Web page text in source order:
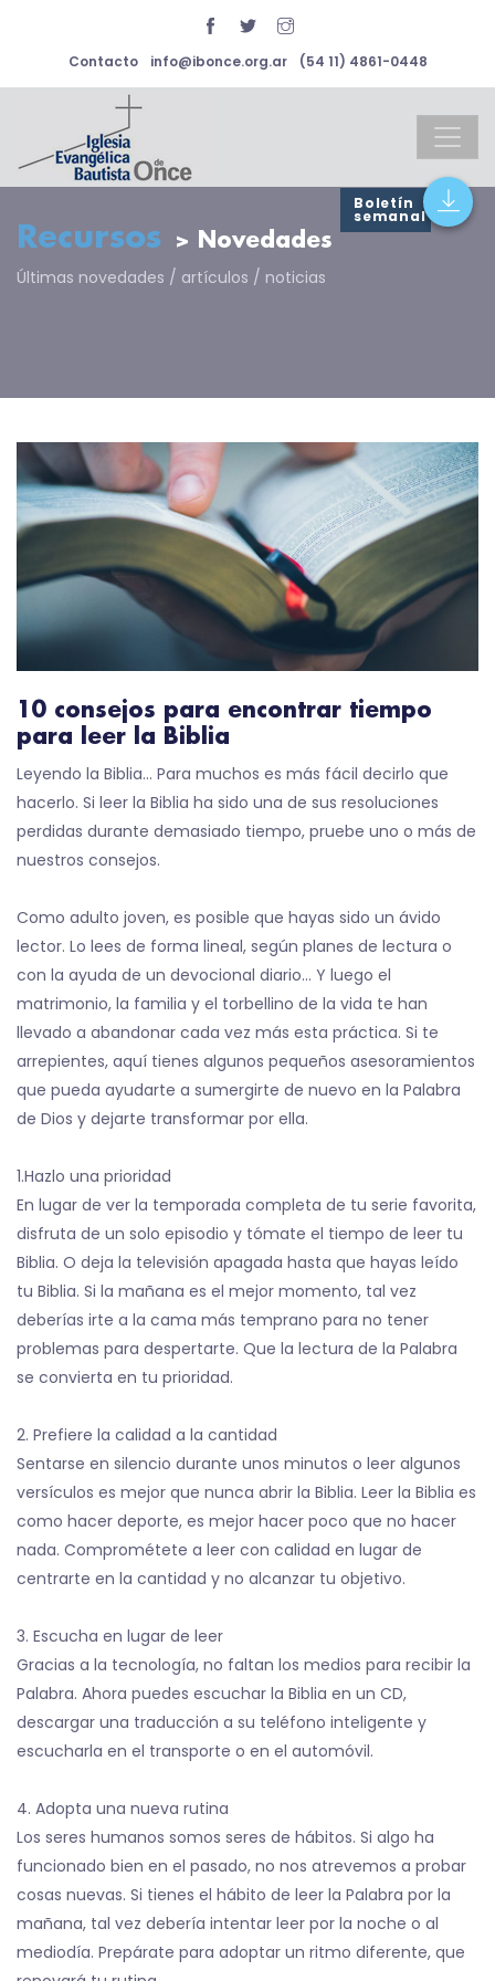
Contacto info@ibonce.org.ar (54 11) 4861-0448
Boletín
semanal
Recursos > Novedades
Últimas novedades / artículos / noticias
10 consejos para encontrar tiempo
para leer la Biblia
Leyendo la Biblia… Para muchos es más fácil decirlo que
hacerlo. Si leer la Biblia ha sido una de sus resoluciones
perdidas durante demasiado tiempo, pruebe uno o más de
nuestros consejos.
Como adulto joven, es posible que hayas sido un ávido
lector. Lo lees de forma lineal, según planes de lectura o
con la ayuda de un devocional diario… Y luego el
matrimonio, la familia y el torbellino de la vida te han
llevado a abandonar cada vez más esta práctica. Si te
arrepientes, aquí tienes algunos pequeños asesoramientos
que pueda ayudarte a sumergirte de nuevo en la Palabra
de Dios y dejarte transformar por ella.
1.Hazlo una prioridad
En lugar de ver la temporada completa de tu serie favorita,
disfruta de un solo episodio y tómate el tiempo de leer tu
Biblia. O deja la televisión apagada hasta que hayas leído
tu Biblia. Si la mañana es el mejor momento, tal vez
deberías irte a la cama más temprano para no tener
problemas para despertarte. Que la lectura de la Palabra
se convierta en tu prioridad.
2. Prefiere la calidad a la cantidad
Sentarse en silencio durante unos minutos o leer algunos
versículos es mejor que nunca abrir la Biblia. Leer la Biblia es
como hacer deporte, es mejor hacer poco que no hacer
nada. Comprométete a leer con calidad en lugar de
centrarte en la cantidad y no alcanzar tu objetivo.
3. Escucha en lugar de leer
Gracias a la tecnología, no faltan los medios para recibir la
Palabra. Ahora puedes escuchar la Biblia en un CD,
descargar una traducción a su teléfono inteligente y
escucharla en el transporte o en el automóvil.
4. Adopta una nueva rutina
Los seres humanos somos seres de hábitos. Si algo ha
funcionado bien en el pasado, no nos atrevemos a probar
cosas nuevas. Si tienes el hábito de leer la Palabra por la
mañana, tal vez debería intentar leer por la noche o al
mediodía. Prepárate para adoptar un ritmo diferente, que